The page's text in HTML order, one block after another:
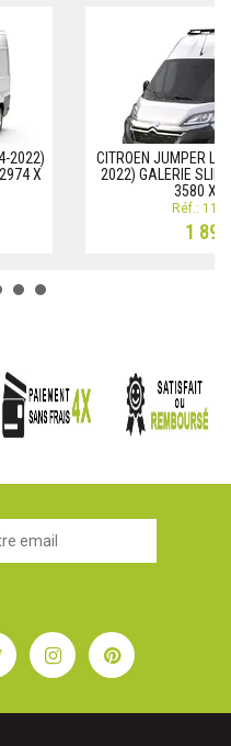
2022)
X
CITROEN JUMPER
2022) GALERIE
3580 X
Réf.:
1
TwitterInstagramPinterest